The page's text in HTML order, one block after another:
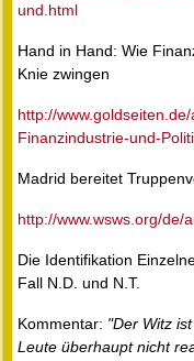
und.html
Hand in Hand: Wie
Knie zwingen
http://
Finanzindustrie-und-
Madrid bereitet
http://www.wsws.org/de/
Die Identifikation
Fall N.D. und N.T.
Kommentar: "Der Witz
Leute überhaupt nicht